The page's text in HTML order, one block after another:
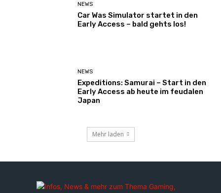
NEWS
Car Was Simulator startet in den
Early Access – bald gehts los!
NEWS
Expeditions: Samurai – Start in den
Early Access ab heute im feudalen
Japan
Mehr laden